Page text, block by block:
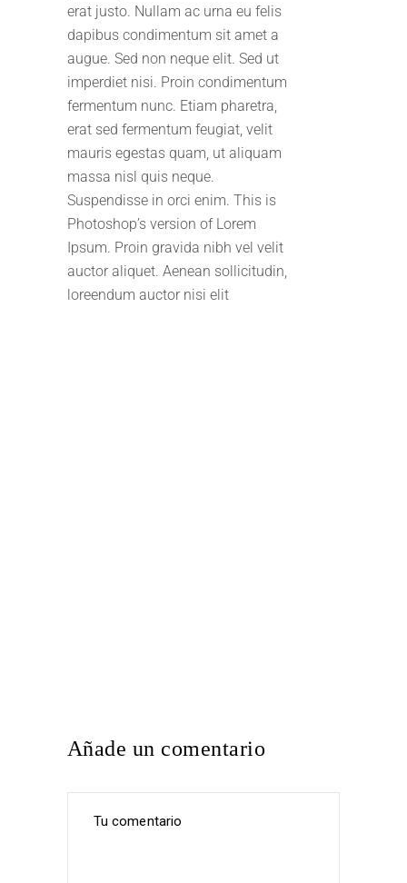
erat justo. Nullam ac urna eu felis
dapibus condimentum sit amet a
augue. Sed non neque elit. Sed ut
imperdiet nisi. Proin condimentum
fermentum nunc. Etiam pharetra,
erat sed fermentum feugiat, velit
mauris egestas quam, ut aliquam
massa nisl quis neque.
Suspendisse in orci enim. This is
Photoshop’s version of Lorem
Ipsum. Proin gravida nibh vel velit
auctor aliquet. Aenean sollicitudin,
loreendum auctor nisi elit
Añade un comentario